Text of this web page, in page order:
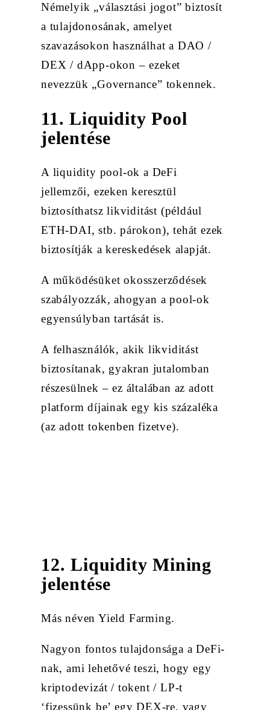
Némelyik „választási jogot” biztosít
a tulajdonosának, amelyet
szavazásokon használhat a DAO /
DEX / dApp-okon – ezeket
nevezzük „Governance” tokennek.
11. Liquidity Pool
jelentése
A liquidity pool-ok a DeFi
jellemzői, ezeken keresztül
biztosíthatsz likviditást (például
ETH-DAI, stb. párokon), tehát ezek
biztosítják a kereskedések alapját.
A működésüket okosszerződések
szabályozzák, ahogyan a pool-ok
egyensúlyban tartását is.
A felhasználók, akik likviditást
biztosítanak, gyakran jutalomban
részesülnek – ez általában az adott
platform díjainak egy kis százaléka
(az adott tokenben fizetve).
12. Liquidity Mining
jelentése
Más néven Yield Farming.
Nagyon fontos tulajdonsága a DeFi-
nak, ami lehetővé teszi, hogy egy
kriptodevizát / tokent / LP-t
‘fizessünk be’ egy DEX-re, vagy